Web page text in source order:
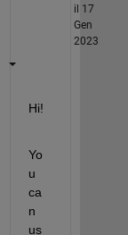
il 17
Gen
2023
Hi!
Yo
u
ca
n
us